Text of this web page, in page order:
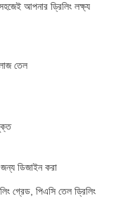
আপনার ড্রিলিং লক্ষ্য
তেল
ডিজাইন করা
গ্রেড, পিএসি তেল ড্রিলিং